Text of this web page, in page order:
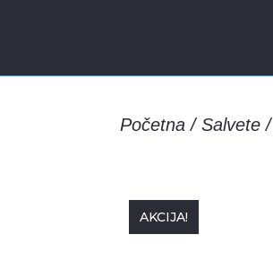
Početna /Salvete /
AKCIJA!